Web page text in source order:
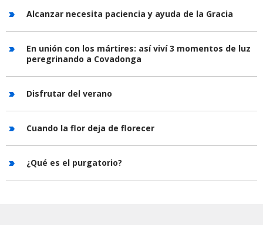
Alcanzar necesita paciencia y ayuda de la Gracia
En unión con los mártires: así viví 3 momentos de luz
peregrinando a Covadonga
Disfrutar del verano
Cuando la flor deja de florecer
¿Qué es el purgatorio?